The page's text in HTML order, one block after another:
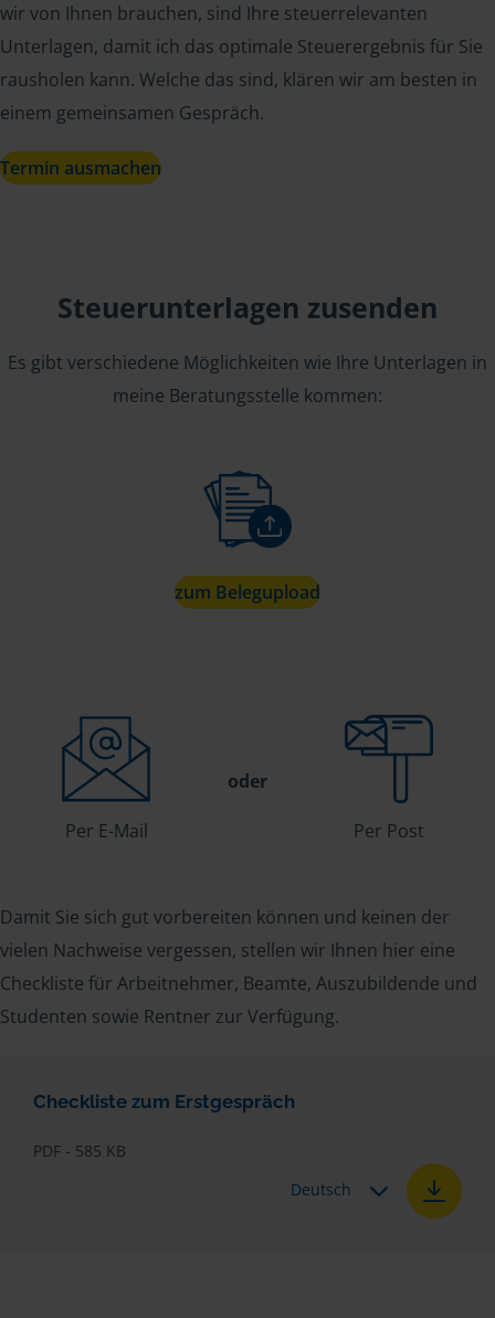
wir von Ihnen brauchen, sind Ihre steuerrelevanten
Unterlagen, damit ich das optimale Steuerergebnis für Sie
rausholen kann. Welche das sind, klären wir am besten in
einem gemeinsamen Gespräch.
Termin ausmachen
Steuerunterlagen zusenden
Es gibt verschiedene Möglichkeiten wie Ihre Unterlagen in
meine Beratungsstelle kommen:
zum Belegupload
Per E-Mail
oder
Per Post
Damit Sie sich gut vorbereiten können und keinen der
vielen Nachweise vergessen, stellen wir Ihnen hier eine
Checkliste für Arbeitnehmer, Beamte, Auszubildende und
Studenten sowie Rentner zur Verfügung.
Checkliste zum Erstgespräch
PDF - 585 KB
Deutsch